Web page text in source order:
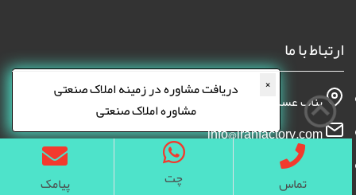
تماس چت پیامک
×
دریافت مشاوره در زمینه املاک صنعتی
مشاوره املاک صنعتی
طرح توجیهی
خرید لینک
ارتباط با ما
بناب عسگرآباد بن بست نریمانی پلاک 109